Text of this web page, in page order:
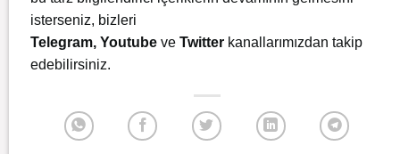
isterseniz, bizleri
Telegram, Youtube ve Twitter kanallarımızdan takip
edebilirsiniz.